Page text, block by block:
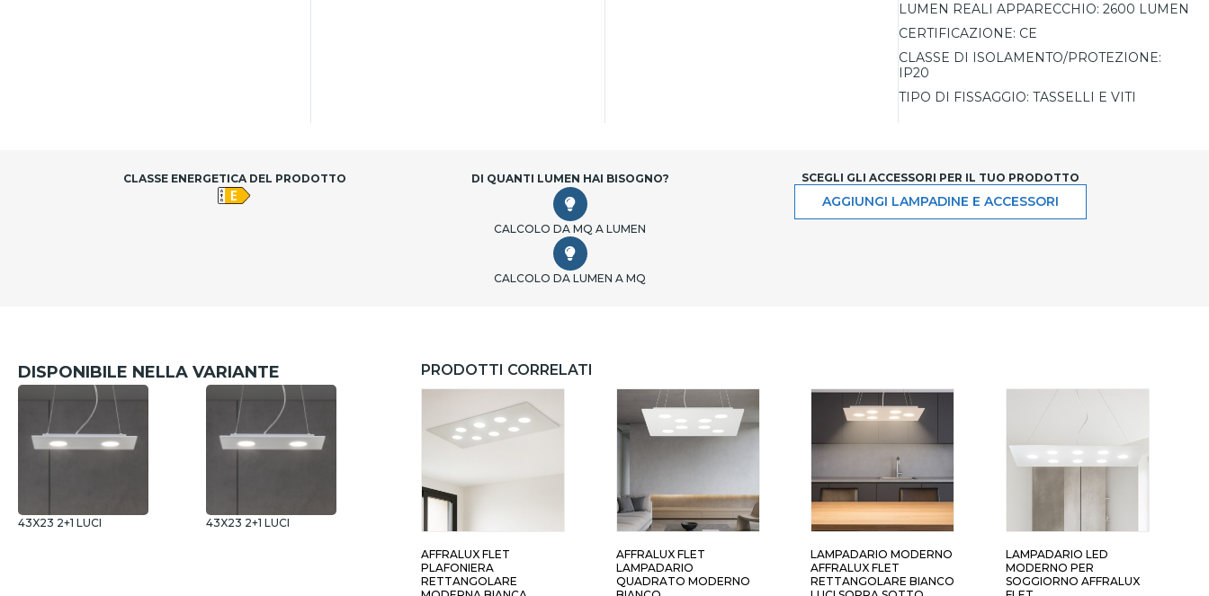
LUMEN REALI APPARECCHIO: 2600 LUMEN
CERTIFICAZIONE: CE
CLASSE DI ISOLAMENTO/PROTEZIONE:
IP20
TIPO DI FISSAGGIO: TASSELLI E VITI
CLASSE ENERGETICA DEL PRODOTTO DI QUANTI LUMEN HAI BISOGNO?
CALCOLO DA MQ A LUMEN
CALCOLO DA LUMEN A MQ
SCEGLI GLI ACCESSORI PER IL TUO PRODOTTO
AGGIUNGI LAMPADINE E ACCESSORI
DISPONIBILE NELLA VARIANTE
43X23 2+1 LUCI 43X23 2+1 LUCI 58X33 6+1 LUCI 86X43 8+2 LUCI
PRODOTTI CORRELATI
AFFRALUX FLET
PLAFONIERA
RETTANGOLARE
AFFRALUX FLET
LAMPADARIO
QUADRATO MODERNO
LAMPADARIO MODERNO
AFFRALUX FLET
RETTANGOLARE BIANCO
LAMPADARIO LED
MODERNO PER
SOGGIORNO AFFRALUX